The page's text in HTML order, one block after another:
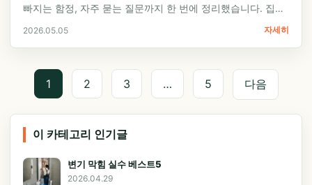
빠지는 함정, 자주 묻는 질문까지 한 번에 정리했습니다. 집수
2026.05.05 자세히
1 2 3 … 5 다음
이 카테고리 인기글
변기 막힘 실수 베스트5
2026.04.29